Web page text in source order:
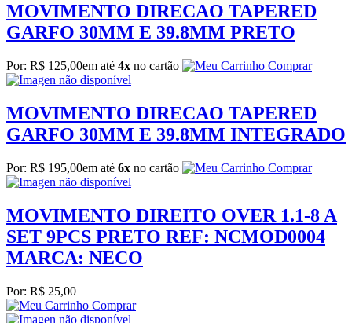
MOVIMENTO DIRECAO TAPERED
GARFO 30MM E 39.8MM PRETO
Por: R$ 125,00em até 4x no cartão Comprar
MOVIMENTO DIRECAO TAPERED
GARFO 30MM E 39.8MM INTEGRADO
Por: R$ 195,00em até 6x no cartão Comprar
MOVIMENTO DIREITO OVER 1.1-8 A
SET 9PCS PRETO REF: NCMOD0004
MARCA: NECO
Por: R$ 25,00
Comprar